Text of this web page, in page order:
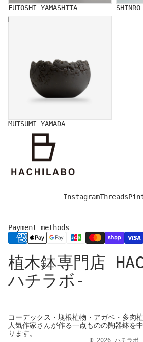
FUTOSHI YAMASHITA
SHINRO
MUTSUMI YAMADA
MUTSUMI YAMADA
InstagramThreads
Payment methods
植木鉢専門店
ハチラボ-
コーデックス・塊根植物・アガベ・多肉
人気作家さんが作る一点ものの陶器鉢を
ります。
© 2026 ハチラボ
Privacy policy
Legal notice
Refund policy
Shipping policy
Cancellation policy
Terms of service